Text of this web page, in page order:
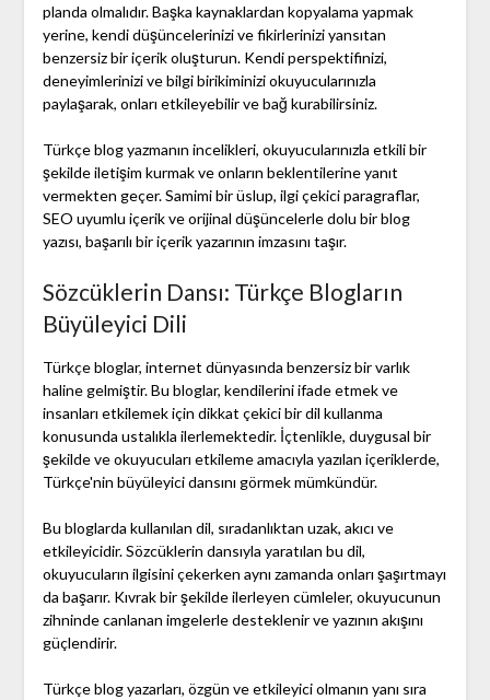
planda olmalıdır. Başka kaynaklardan kopyalama yapmak
yerine, kendi düşüncelerinizi ve fikirlerinizi yansıtan
benzersiz bir içerik oluşturun. Kendi perspektifinizi,
deneyimlerinizi ve bilgi birikiminizi okuyucularınızla
paylaşarak, onları etkileyebilir ve bağ kurabilirsiniz.
Türkçe blog yazmanın incelikleri, okuyucularınızla etkili bir
şekilde iletişim kurmak ve onların beklentilerine yanıt
vermekten geçer. Samimi bir üslup, ilgi çekici paragraflar,
SEO uyumlu içerik ve orijinal düşüncelerle dolu bir blog
yazısı, başarılı bir içerik yazarının imzasını taşır.
Sözcüklerin Dansı: Türkçe Blogların
Büyüleyici Dili
Türkçe bloglar, internet dünyasında benzersiz bir varlık
haline gelmiştir. Bu bloglar, kendilerini ifade etmek ve
insanları etkilemek için dikkat çekici bir dil kullanma
konusunda ustalıkla ilerlemektedir. İçtenlikle, duygusal bir
şekilde ve okuyucuları etkileme amacıyla yazılan içeriklerde,
Türkçe'nin büyüleyici dansını görmek mümkündür.
Bu bloglarda kullanılan dil, sıradanlıktan uzak, akıcı ve
etkileyicidir. Sözcüklerin dansıyla yaratılan bu dil,
okuyucuların ilgisini çekerken aynı zamanda onları şaşırtmayı
da başarır. Kıvrak bir şekilde ilerleyen cümleler, okuyucunun
zihninde canlanan imgelerle desteklenir ve yazının akışını
güçlendirir.
Türkçe blog yazarları, özgün ve etkileyici olmanın yanı sıra